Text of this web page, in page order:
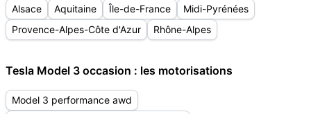
Alsace Aquitaine Île-de-France
Midi-Pyrénées
Provence-Alpes-Côte d'Azur
Rhône-Alpes
Tesla Model 3 occasion : les motorisations
Model 3 performance awd